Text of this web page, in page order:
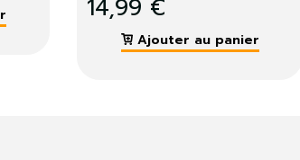
Ajouter au panier